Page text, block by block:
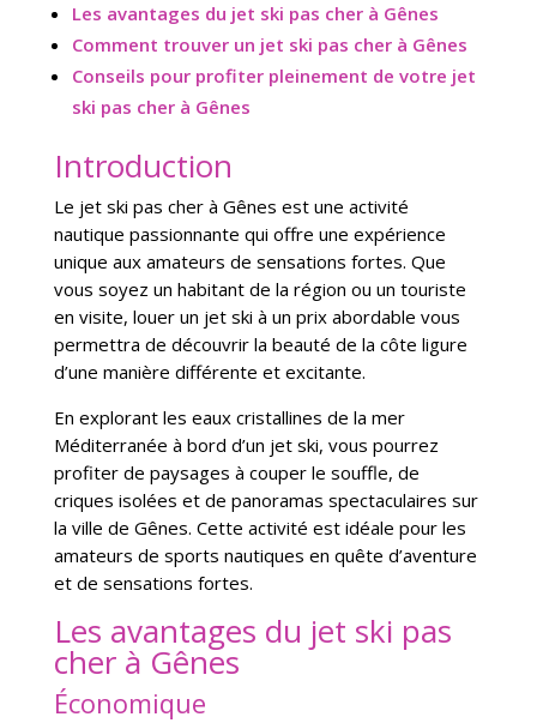
Les avantages du jet ski pas cher à Gênes
Comment trouver un jet ski pas cher à Gênes
Conseils pour profiter pleinement de votre jet
ski pas cher à Gênes
Introduction
Le jet ski pas cher à Gênes est une activité
nautique passionnante qui offre une expérience
unique aux amateurs de sensations fortes. Que
vous soyez un habitant de la région ou un touriste
en visite, louer un jet ski à un prix abordable vous
permettra de découvrir la beauté de la côte ligure
d’une manière différente et excitante.
En explorant les eaux cristallines de la mer
Méditerranée à bord d’un jet ski, vous pourrez
profiter de paysages à couper le souffle, de
criques isolées et de panoramas spectaculaires sur
la ville de Gênes. Cette activité est idéale pour les
amateurs de sports nautiques en quête d’aventure
et de sensations fortes.
Les avantages du jet ski pas
cher à Gênes
Économique